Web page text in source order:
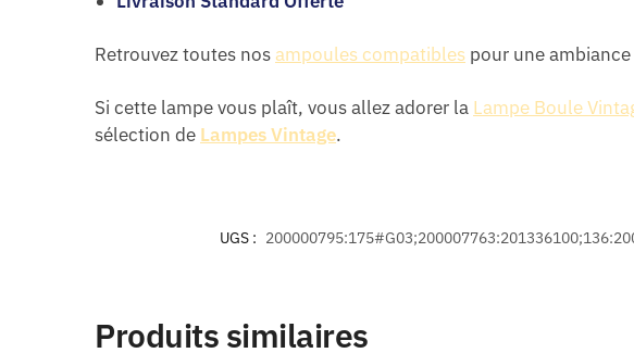
Retrouvez toutes nos ampoules compatibles pour une
Si cette lampe vous plaît, vous allez adorer la Lampe Boule
sélection de Lampes Vintage.
UGS :
Produits similaires